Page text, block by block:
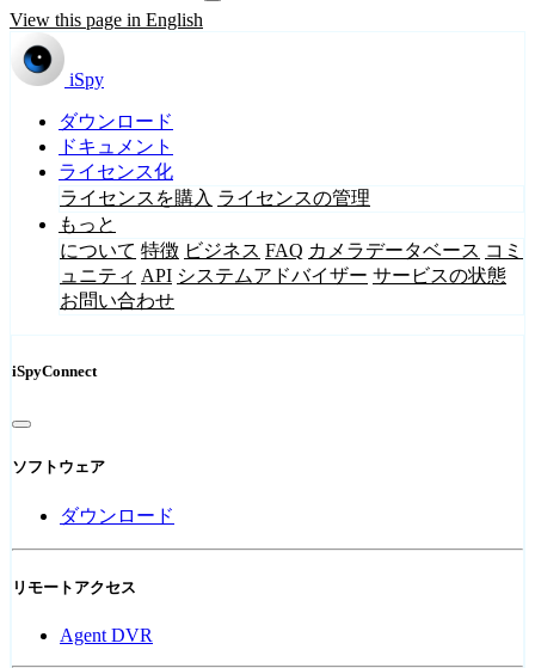
View this page in English
iSpy
ダウンロード
ドキュメント
ライセンス化
ライセンスを購入 ライセンスの管理
もっと
について 特徴 ビジネス FAQ カメラデータベース コミ
ュニティ API システムアドバイザー サービスの状態
お問い合わせ
iSpyConnect
ソフトウェア
ダウンロード
リモートアクセス
Agent DVR